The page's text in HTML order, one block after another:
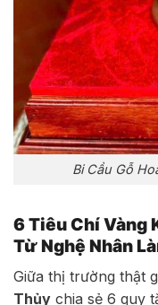
Bi Cầu Gỗ
6 Tiêu Chí Vàng
Từ Nghệ Nhân
Giữa thị trường thật
Thủy chia sẻ 6 quy